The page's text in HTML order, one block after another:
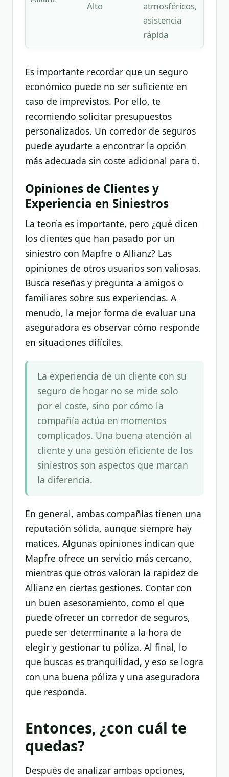
Alto
atmosféricos,
asistencia
rápida
Es importante recordar que un seguro
económico puede no ser suficiente en
caso de imprevistos. Por ello, te
recomiendo solicitar presupuestos
personalizados. Un corredor de seguros
puede ayudarte a encontrar la opción
más adecuada sin coste adicional para ti.
Opiniones de Clientes y
Experiencia en Siniestros
La teoría es importante, pero ¿qué dicen
los clientes que han pasado por un
siniestro con Mapfre o Allianz? Las
opiniones de otros usuarios son valiosas.
Busca reseñas y pregunta a amigos o
familiares sobre sus experiencias. A
menudo, la mejor forma de evaluar una
aseguradora es observar cómo responde
en situaciones difíciles.
La experiencia de un cliente con su
seguro de hogar no se mide solo
por el coste, sino por cómo la
compañía actúa en momentos
complicados. Una buena atención al
cliente y una gestión eficiente de los
siniestros son aspectos que marcan
la diferencia.
En general, ambas compañías tienen una
reputación sólida, aunque siempre hay
matices. Algunas opiniones indican que
Mapfre ofrece un servicio más cercano,
mientras que otros valoran la rapidez de
Allianz en ciertas gestiones. Contar con
un buen asesoramiento, como el que
puede ofrecer un corredor de seguros,
puede ser determinante a la hora de
elegir y gestionar tu póliza. Al final, lo
que buscas es tranquilidad, y eso se logra
con una buena póliza y una aseguradora
que responda.
Entonces, ¿con cuál te
quedas?
Después de analizar ambas opciones,